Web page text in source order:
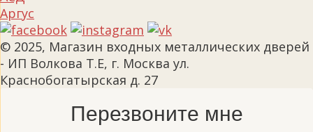
Аргус
© 2025, Магазин входных металлических дверей
- ИП Волкова Т.Е, г. Москва ул.
Краснобогатырская д. 27
Перезвоните мне